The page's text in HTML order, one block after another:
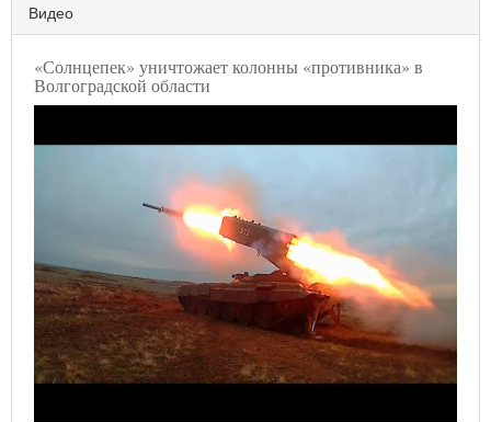
Видео
«Солнцепек» уничтожает колонны «противника» в
Волгоградской области